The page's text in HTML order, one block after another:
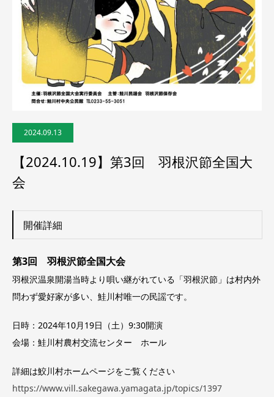
2024.09.13
【2024.10.19】第3回 羽根沢節全国大
会
開催詳細
第3回 羽根沢節全国大会
羽根沢温泉開湯当時より唄い継がれている「羽根沢節」は村内外
問わず愛好家が多い、鮭川村唯一の民謡です。
日時：2024年10月19日（土）9:30開演
会場：鮭川村農村交流センター ホール
詳細は鮫川村ホームページをご覧ください
https://www.vill.sakegawa.yamagata.jp/topics/1397